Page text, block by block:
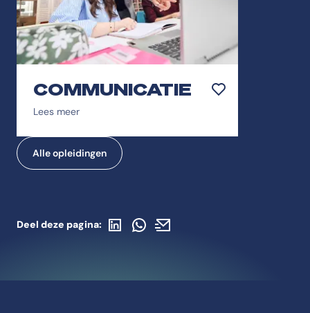
COMMUNICATIE
Lees meer
Toevoegen aan
Alle opleidingen
Deel deze pagina: Deel op LinkedIn
Deel via WhatsApp
Deel via de mail